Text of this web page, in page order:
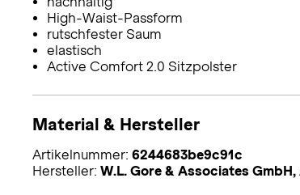
High-Waist-Passform
rutschfester Saum
elastisch
Active Comfort 2.0 Sitzpolster
Material & Hersteller
Artikelnummer: 6244683be9c91c
Hersteller: W.L. Gore & Associates